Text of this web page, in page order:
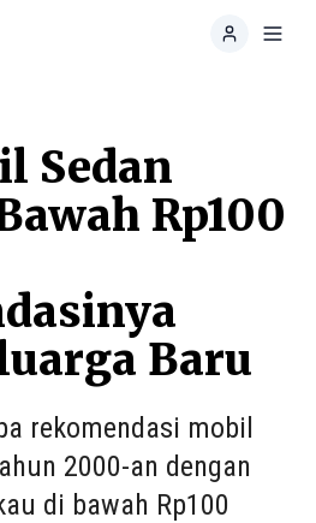
Sedan
Rp100
Baru
rekomendasi mobil
2000-an dengan
di bawah Rp100